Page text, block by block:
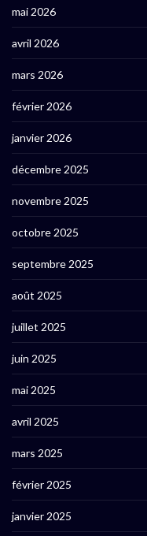
mai 2026
avril 2026
mars 2026
février 2026
janvier 2026
décembre 2025
novembre 2025
octobre 2025
septembre 2025
août 2025
juillet 2025
juin 2025
mai 2025
avril 2025
mars 2025
février 2025
janvier 2025